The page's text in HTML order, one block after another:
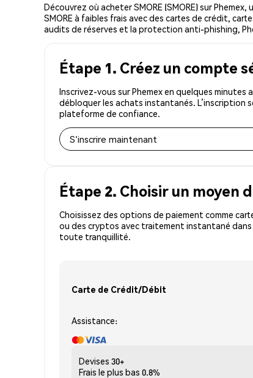
Découvrez où acheter SMORE (SMORE) sur
SMORE à faibles frais avec des cartes de crédit,
audits de réserves et la protection anti-phishing,
Étape 1. Créez un compte
Inscrivez-vous sur Phemex en quelques
débloquer les achats instantanés. L’inscription
plateforme de confiance.
S'inscrire maintenant
Étape 2. Choisir un moyen
Choisissez des options de paiement comme
ou des cryptos avec traitement instantané dans
toute tranquillité.
Carte de Crédit/Débit
Assistance:
Devises 30+
Frais le plus bas 0.8%